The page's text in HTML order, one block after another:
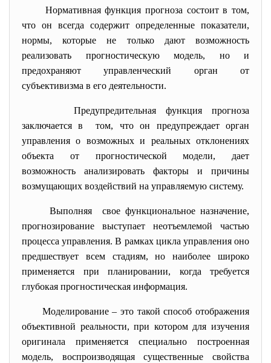
Нормативная функция прогноза состоит в том,
что он всегда содержит определенные показатели,
нормы, которые не только дают возможность
реализовать прогностическую модель, но и
предохраняют управленческий орган от
субъективизма в его деятельности.
Предупредительная функция прогноза
заключается в том, что он предупреждает орган
управления о возможных и реальных отклонениях
объекта от прогностической модели, дает
возможность анализировать факторы и причины
возмущающих воздействий на управляемую систему.
Выполняя свое функциональное назначение,
прогнозирование выступает неотъемлемой частью
процесса управления. В рамках цикла управления оно
предшествует всем стадиям, но наиболее широко
применяется при планировании, когда требуется
глубокая прогностическая информация.
Моделирование – это такой способ отображения
объективной реальности, при котором для изучения
оригинала применяется специально построенная
модель, воспроизводящая существенные свойства